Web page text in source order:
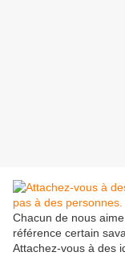
Chacun de nous
référence certain
Attachez-vous à des